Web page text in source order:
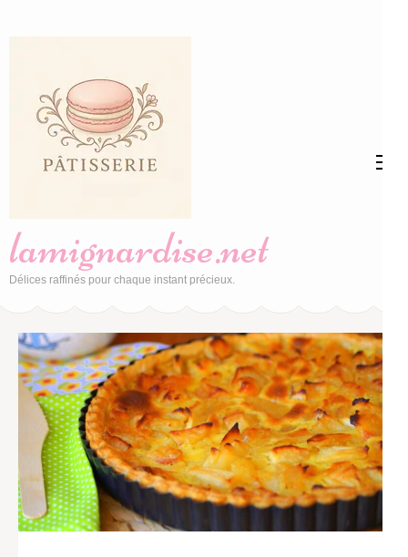
(Pressez
Entrée)
lamignardise.net
Délices raffinés pour chaque instant précieux.